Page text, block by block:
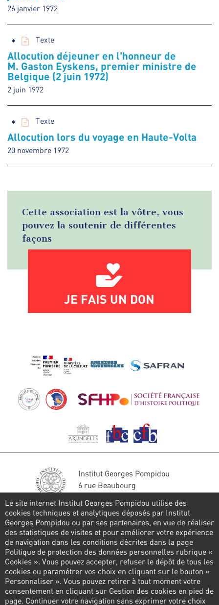
26 janvier 1972
Texte
Allocution déjeuner en l'honneur de
M. Gaston Eyskens, premier ministre de
Belgique (2 juin 1972)
2 juin 1972
Texte
Allocution lors du voyage en Haute-Volta
20 novembre 1972
Cette association est la vôtre, vous
pouvez la soutenir de différentes
façons
JE FAIS UN DON
Institut Georges Pompidou
6 rue Beaubourg
Tél. : 01 44 78 41 22
Restons en contact
FORMULAIRE DE CONTACT
Suivez-nous
Le site internet Institut Georges Pompidou utilise des
cookies techniques et analytiques déposés par Institut
Georges Pompidou ou par ses partenaires, en vue de réaliser
des statistiques de visites et pour améliorer votre expérience
de navigation dans les conditions décrites dans la page
Politique de protection des données personnelles rubrique «
Cookies ». Vous pouvez accepter, refuser le dépôt de tous les
cookies ou paramétrer vos choix en cliquant sur le bouton «
Personnaliser ». Vous pouvez retirer à tout moment votre
consentement en cliquant sur Gestion des cookies en pied de
page. Continuer votre navigation sans exprimer votre choix